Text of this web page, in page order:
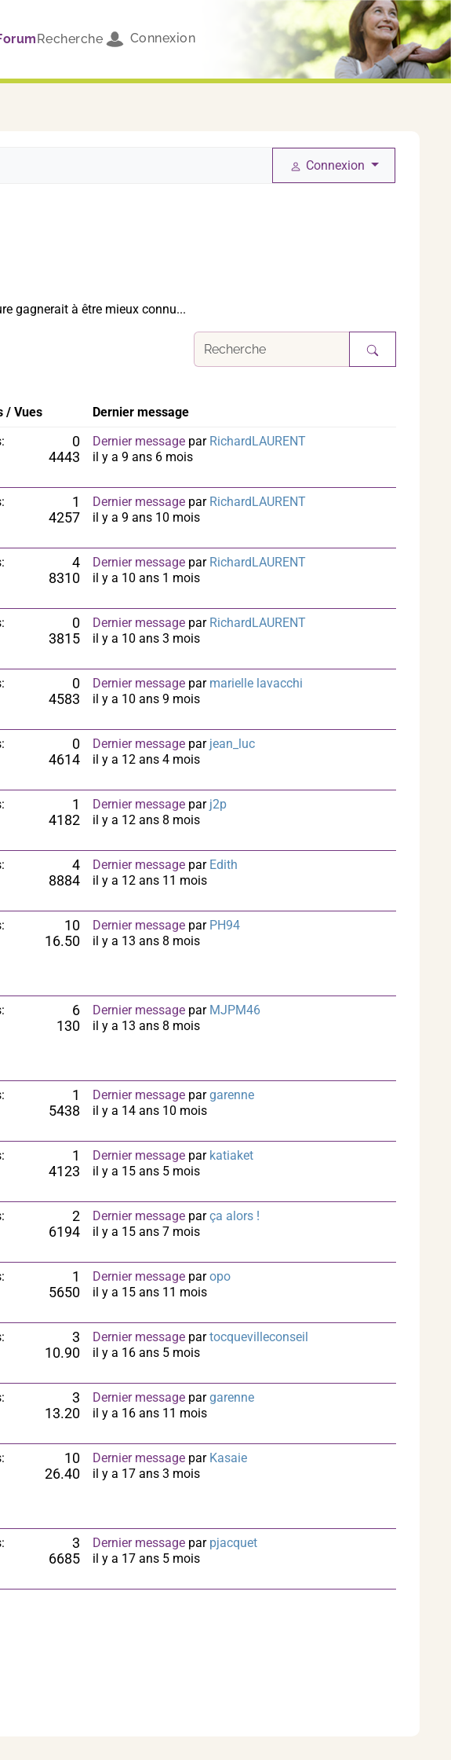
Recherche Connexion
Connexion
gagnerait à être mieux connu...
/ Vues
Dernier message
0
4443
Dernier message par RichardLAURENT
il y a 9 ans 6 mois
1
4257
Dernier message par RichardLAURENT
il y a 9 ans 10 mois
4
8310
Dernier message par RichardLAURENT
il y a 10 ans 1 mois
0
3815
Dernier message par RichardLAURENT
il y a 10 ans 3 mois
0
4583
Dernier message par marielle lavacchi
il y a 10 ans 9 mois
0
4614
Dernier message par jean_luc
il y a 12 ans 4 mois
1
4182
Dernier message par j2p
il y a 12 ans 8 mois
4
8884
Dernier message par Edith
il y a 12 ans 11 mois
10
16.50
Dernier message par PH94
il y a 13 ans 8 mois
6
130
Dernier message par MJPM46
il y a 13 ans 8 mois
1
5438
Dernier message pargarenne
il y a 14 ans 10 mois
1
4123
Dernier message par katiaket
il y a 15 ans 5 mois
2
6194
Dernier message parça alors !
il y a 15 ans 7 mois
1
5650
Dernier message paropo
il y a 15 ans 11 mois
3
10.90
Dernier message partocquevilleconseil
il y a 16 ans 5 mois
3
13.20
Dernier message pargarenne
il y a 16 ans 11 mois
10
26.40
Dernier message par Kasaie
il y a 17 ans 3 mois
3
6685
Dernier message par pjacquet
il y a 17 ans 5 mois